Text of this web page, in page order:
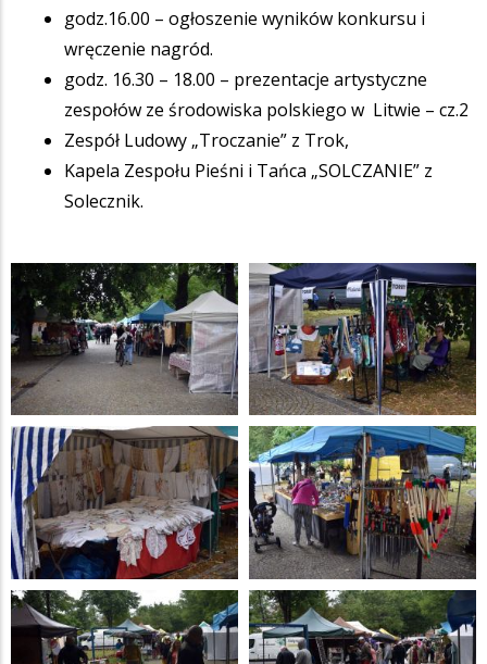
godz.16.00 – ogłoszenie wyników konkursu i
wręczenie nagród.
godz. 16.30 – 18.00 – prezentacje artystyczne
zespołów ze środowiska polskiego w Litwie – cz.2
Zespół Ludowy „Troczanie” z Trok,
Kapela Zespołu Pieśni i Tańca „SOLCZANIE” z
Solecznik.